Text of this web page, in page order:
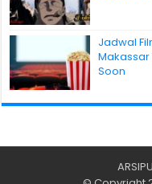
Jadwal
Makassar
Soon